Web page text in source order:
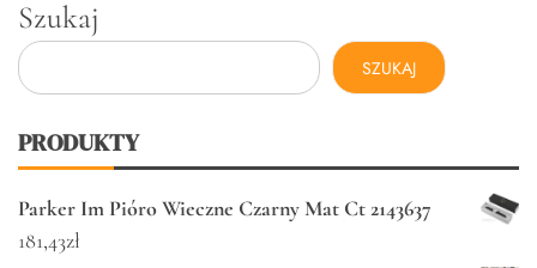
Szukaj
SZUKAJ
PRODUKTY
Parker Im Pióro Wieczne Czarny Mat Ct 2143637
181,43zł